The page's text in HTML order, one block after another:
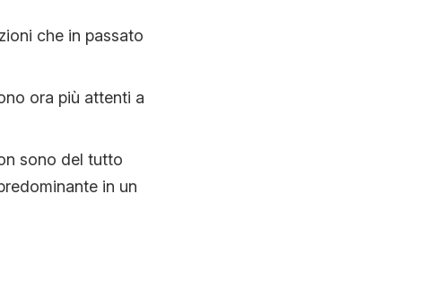
che in passato
ora più attenti a
sono del tutto
in un